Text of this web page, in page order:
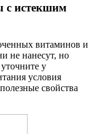
с истекшим
витаминов и
не нанесут, но
у
условия
свойства